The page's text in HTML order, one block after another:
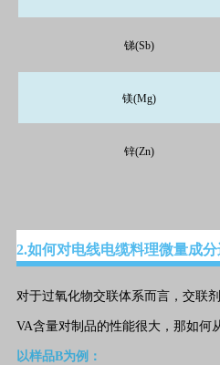
锑(Sb)
镁(Mg)
锌(Zn)
2.如何对电线电缆料理微量成分
对于过氧化物交联体系而言，交联
VA含量对制品的性能很大，那如何
以样品B为例：